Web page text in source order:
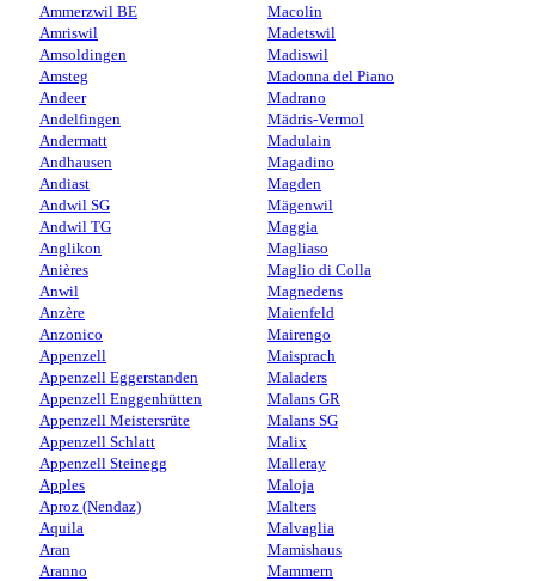
Ammerzwil BE
Amriswil
Amsoldingen
Amsteg
Andeer
Andelfingen
Andermatt
Andhausen
Andiast
Andwil SG
Andwil TG
Anglikon
Anières
Anwil
Anzère
Anzonico
Appenzell
Appenzell Eggerstanden
Appenzell Enggenhütten
Appenzell Meistersrüte
Appenzell Schlatt
Appenzell Steinegg
Apples
Aproz (Nendaz)
Aquila
Aran
Aranno
Macolin
Madetswil
Madiswil
Madonna del Piano
Madrano
Mädris-Vermol
Madulain
Magadino
Magden
Mägenwil
Maggia
Magliaso
Maglio di Colla
Magnedens
Maienfeld
Mairengo
Maisprach
Maladers
Malans GR
Malans SG
Malix
Malleray
Maloja
Malters
Malvaglia
Mamishaus
Mammern